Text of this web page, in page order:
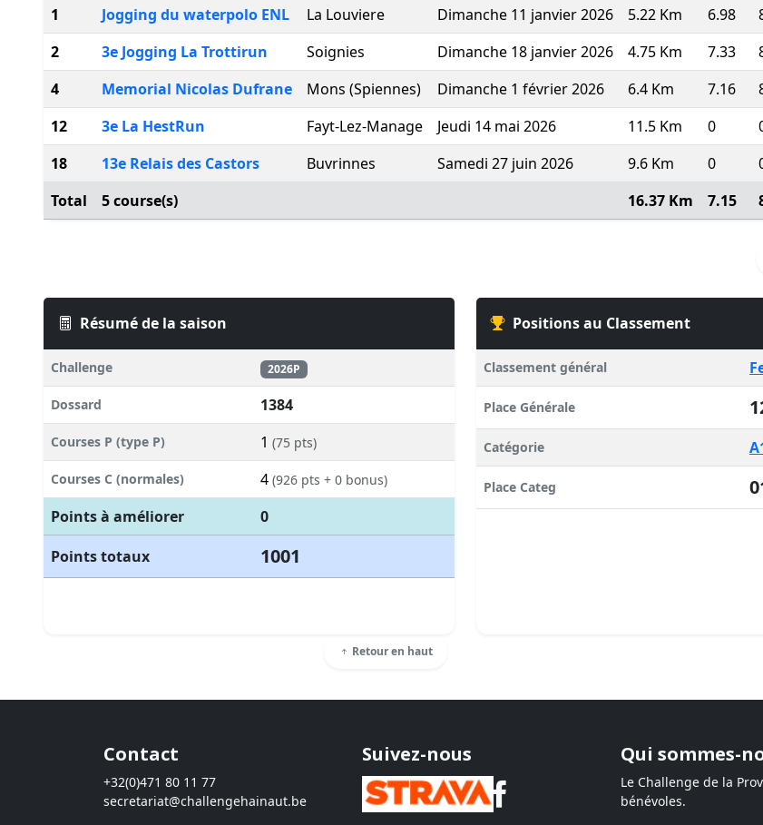
1 Jogging du waterpolo ENL La Louviere Dimanche 11 janvier 2026 5.22 Km 6.98
2
3e Jogging La Trottirun Soignies Dimanche 18 janvier 2026 4.75 Km 7.33
4
Memorial Nicolas Dufrane Mons (Spiennes) Dimanche 1 février 2026 6.4 Km 7.16
12
3e La HestRun Fayt-Lez-Manage Jeudi 14 mai 2026 11.5 Km 0
18 13e Relais des Castors Buvrinnes Samedi 27 juin 2026 9.6 Km 0
Total 5 course(s) 16.37 Km 7.15
Résumé de la saison
Challenge 2026P
Dossard 1384
Courses P (type P) 1 (75 pts)
Courses C (normales) 4 (926 pts + 0 bonus)
Points à améliorer
0
Points totaux
1001
Retour en haut
Positions au Classement
Classement général
Place Générale
Catégorie
Place Categ
Contact
+32(0)471 80 11 77
secretariat@challengehainaut.be
Suivez-nous Qui sommes-
Le Challenge de la
bénévoles.